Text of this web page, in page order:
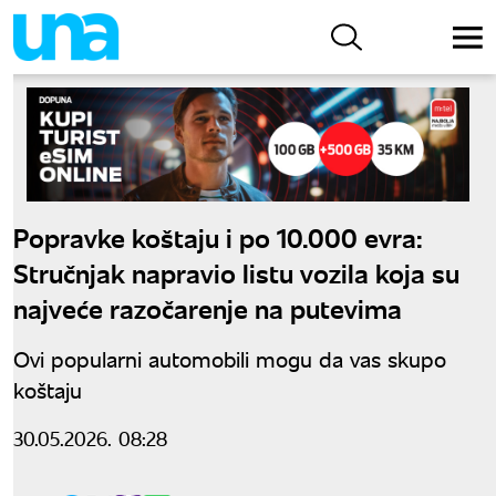
Popravke koštaju i po 10.000 evra:
Stručnjak napravio listu vozila koja su
najveće razočarenje na putevima
Ovi popularni automobili mogu da vas skupo
koštaju
30.05.2026. 08:28